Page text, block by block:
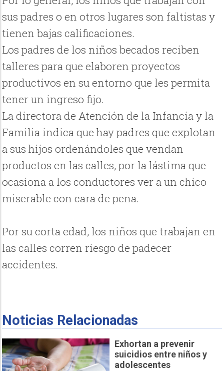
sus padres o en otros lugares son faltistas y
tienen bajas calificaciones.
Los padres de los niños becados reciben
talleres para que elaboren proyectos
productivos en su entorno que les permita
tener un ingreso fijo.
La directora de Atención de la Infancia y la
Familia indica que hay padres que explotan
a sus hijos ordenándoles que vendan
productos en las calles, por la lástima que
ocasiona a los conductores ver a un chico
miserable con cara de pena.
Por su corta edad, los niños que trabajan en
las calles corren riesgo de padecer
accidentes.
Noticias Relacionadas
Exhortan a prevenir
suicidios entre niños y
adolescentes